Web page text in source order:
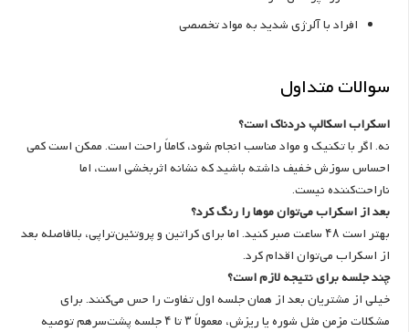
افراد با آلرژی شدید به مواد تخصصی
سوالات متداول
اسکراب اسکالپ دردناک است؟
نه. اگر با تکنیک و مواد مناسب انجام شود، کاملاً راحت است. ممکن است کمی
احساس سوزش خفیف داشته باشید که نشانه اثربخشی است، اما
ناراحت‌کننده نیست.
بعد از اسکراب می‌توان موها را رنگ کرد؟
بهتر است ۴۸ ساعت صبر کنید. اما برای کراتین و پروتئین‌تراپی، بلافاصله بعد
از اسکراب می‌توان اقدام کرد.
چند جلسه برای نتیجه لازم است؟
خیلی از مشتریان بعد از همان جلسه اول تفاوت را حس می‌کنند. برای
مشکلات مزمن مثل شوره یا ریزش، معمولاً ۳ تا ۴ جلسه پشت‌سرهم توصیه